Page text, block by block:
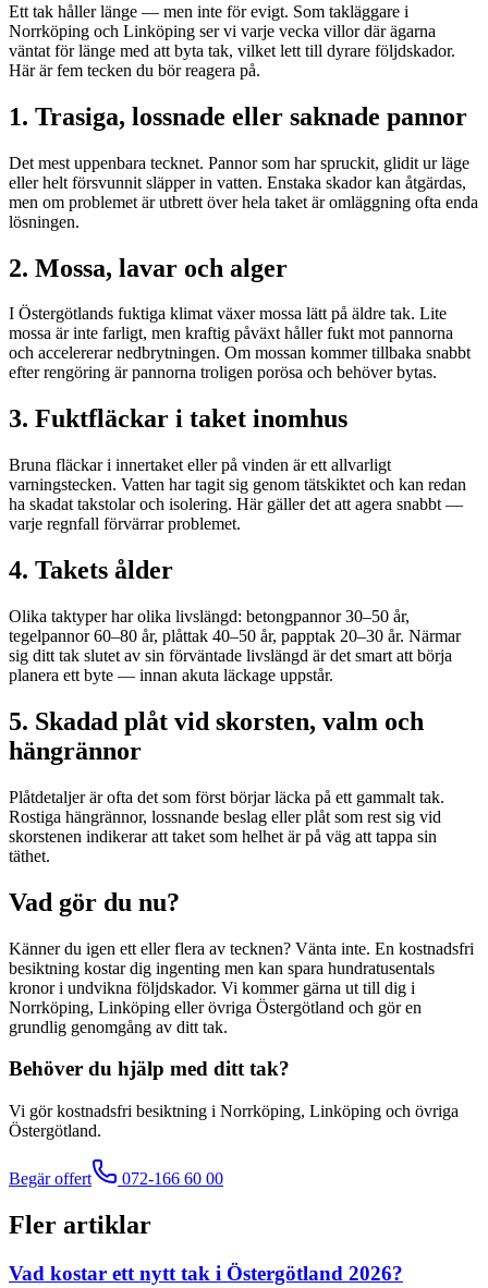
Ett tak håller länge — men inte för evigt. Som takläggare i
Norrköping och Linköping ser vi varje vecka villor där ägarna
väntat för länge med att byta tak, vilket lett till dyrare följdskador.
Här är fem tecken du bör reagera på.
1. Trasiga, lossnade eller saknade pannor
Det mest uppenbara tecknet. Pannor som har spruckit, glidit ur läge
eller helt försvunnit släpper in vatten. Enstaka skador kan åtgärdas,
men om problemet är utbrett över hela taket är omläggning ofta enda
lösningen.
2. Mossa, lavar och alger
I Östergötlands fuktiga klimat växer mossa lätt på äldre tak. Lite
mossa är inte farligt, men kraftig påväxt håller fukt mot pannorna
och accelererar nedbrytningen. Om mossan kommer tillbaka snabbt
efter rengöring är pannorna troligen porösa och behöver bytas.
3. Fuktfläckar i taket inomhus
Bruna fläckar i innertaket eller på vinden är ett allvarligt
varningstecken. Vatten har tagit sig genom tätskiktet och kan redan
ha skadat takstolar och isolering. Här gäller det att agera snabbt —
varje regnfall förvärrar problemet.
4. Takets ålder
Olika taktyper har olika livslängd: betongpannor 30–50 år,
tegelpannor 60–80 år, plåttak 40–50 år, papptak 20–30 år. Närmar
sig ditt tak slutet av sin förväntade livslängd är det smart att börja
planera ett byte — innan akuta läckage uppstår.
5. Skadad plåt vid skorsten, valm och
hängrännor
Plåtdetaljer är ofta det som först börjar läcka på ett gammalt tak.
Rostiga hängrännor, lossnande beslag eller plåt som rest sig vid
skorstenen indikerar att taket som helhet är på väg att tappa sin
täthet.
Vad gör du nu?
Känner du igen ett eller flera av tecknen? Vänta inte. En kostnadsfri
besiktning kostar dig ingenting men kan spara hundratusentals
kronor i undvikna följdskador. Vi kommer gärna ut till dig i
Norrköping, Linköping eller övriga Östergötland och gör en
grundlig genomgång av ditt tak.
Behöver du hjälp med ditt tak?
Vi gör kostnadsfri besiktning i Norrköping, Linköping och övriga
Östergötland.
Begär offert 072-166 60 00
Fler artiklar
Vad kostar ett nytt tak i Östergötland 2026?